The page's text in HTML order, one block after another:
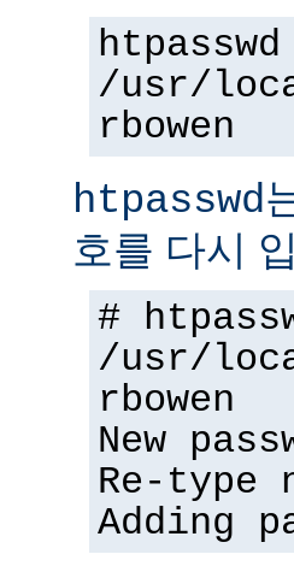
/usr/
rbowen
htpasswd
호를 다시
#
/usr/
rbowen
New
Re-type
Adding